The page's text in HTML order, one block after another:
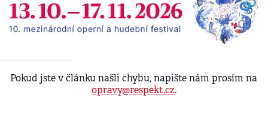
Pokud jste v článku našli chybu, napište nám prosím na
opravy@respekt.cz.